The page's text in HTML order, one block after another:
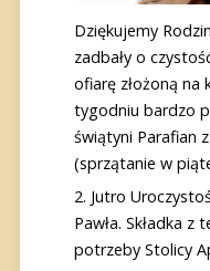
Dziękujemy
zadbały o
ofiarę złożoną na
tygodniu bardzo
świątyni Parafian
(sprzątanie w
Jutro
Pawła. Składka
potrzeby Stolicy